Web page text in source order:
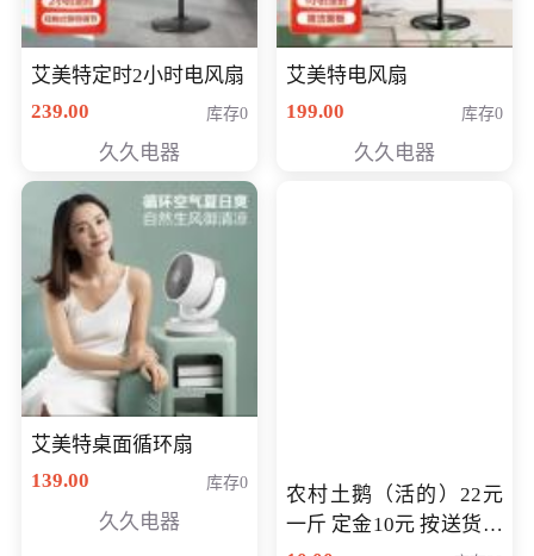
艾美特定时2小时电风扇
239.00
库存0
久久电器
艾美特电风扇
199.00
库存0
久久电器
艾美特桌面循环扇
139.00
库存0
久久电器
农村土鹅（活的）22元
一斤 定金10元 按送货交